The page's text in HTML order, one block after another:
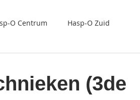
O Centrum Hasp-O Zuid
(3de